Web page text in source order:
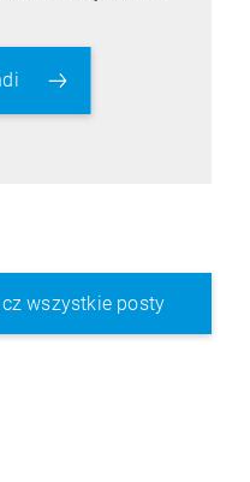
wszystkie posty